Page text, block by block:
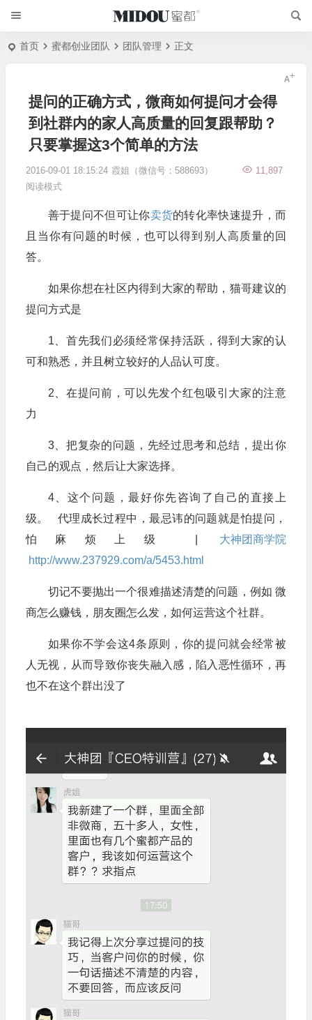
首页 蜜都创业团队 团队管理 正文
提问的正确方式，微商如何提问才会得
到社群内的家人高质量的回复跟帮助？
只要掌握这3个简单的方法
2016-09-01 18:15:24 霞姐（微信号：588693）
11,897
阅读模式
善于提问不但可让你卖货的转化率快速提升，而
且当你有问题的时候，也可以得到别人高质量的回
答。
如果你想在社区内得到大家的帮助，猫哥建议的
提问方式是
1、首先我们必须经常保持活跃，得到大家的认
可和熟悉，并且树立较好的人品认可度。
2、在提问前，可以先发个红包吸引大家的注意
力
3、把复杂的问题，先经过思考和总结，提出你
自己的观点，然后让大家选择。
4、这个问题，最好你先咨询了自己的直接上
级。 代理成长过程中，最忌讳的问题就是怕提问，
怕麻烦上级 | 大神团商学院
http://www.237929.com/a/5453.html
切记不要抛出一个很难描述清楚的问题，例如 微
商怎么赚钱，朋友圈怎么发，如何运营这个社群。
如果你不学会这4条原则，你的提问就会经常被
人无视，从而导致你丧失融入感，陷入恶性循环，再
也不在这个群出没了